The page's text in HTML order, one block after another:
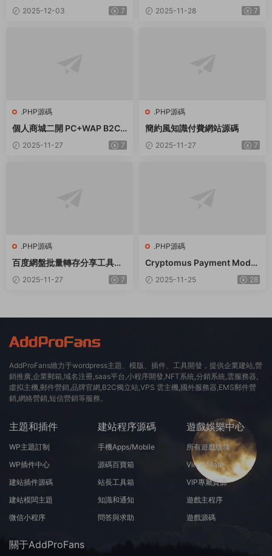
網絡工具 數學工具等
2025-12-03 7 2025-11-28 7
.PHP源碼
個人商城二開 PC+WAP B2C
商城系統源碼 拼團拼購 優惠
折扣 秒殺源碼
2025-11-27 7
.PHP源碼
簡約風知識付費網站源碼
2025-11-27 7
.PHP源碼
百度網盤批量轉存分享工具：
BaiduPanFilesTransfers 2.
8.2
2025-11-27 7
.PHP源碼
Cryptomus Payment Modul
e for Smartpanel
2025-11-25 28
AddProFans緻力于wordpress主題、模版、插件、工具開發，提供企業建站,營
銷推廣,企業郵箱,域名注冊,saas平台,小程序開發,NFT系統,分銷系統,雲服務器,
虛拟主機,郵件營銷,品牌官網,B2C獨立站,VPS 雲主機,國外服務器,EMS郵件營
銷,網絡營銷,短信營銷等服務。
主題和插件
WP主題訂制
WP插件中心
建站插件源碼
建站模闆主題
微信小程序
建站程序源碼
手機Apps/Mobile
源碼百寶箱
站長工具箱
知識和通知
問答與求助
遊戲娛樂中心
所有遊戲版塊
Virt A Mate
VIP專屬資源
遊戲主程序
遊戲源碼
關于AddProFans